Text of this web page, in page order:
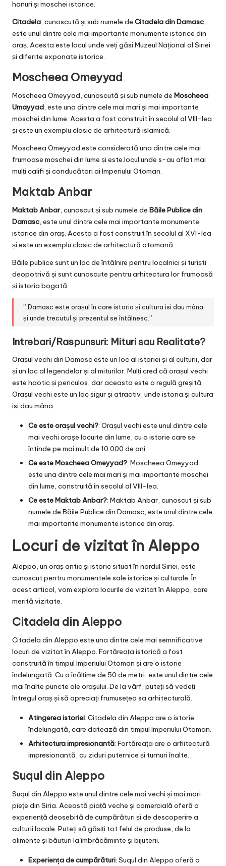
hanuri și moschei istorice.
Citadela, cunoscută și sub numele de Citadela din Damasc,
este unul dintre cele mai importante monumente istorice din
oraș. Acesta este locul unde veți găsi Muzeul Național al Siriei
și diferite exponate istorice.
Moscheea Omeyyad
Moscheea Omeyyad, cunoscută și sub numele de Moscheea
Umayyad, este una dintre cele mai mari și mai importante
moschei din lume. Acesta a fost construit în secolul al VIII-lea
și este un exemplu clasic de arhitectură islamică.
Moscheea Omeyyad este considerată una dintre cele mai
frumoase moschei din lume și este.locul unde s-au aflat mai
mulți califi și conducători ai Imperiului Otoman.
Maktab Anbar
Maktab Anbar, cunoscut și sub numele de Băile Publice din
Damasc, este unul dintre cele mai importante monumente
istorice din oraș. Acesta a fost construit în secolul al XVI-lea
și este un exemplu clasic de arhitectură otomană.
Băile publice sunt un loc de întâlnire pentru localnici și turiști
deopotrivă și sunt cunoscute pentru arhitectura lor frumoasă
și istoria bogată.
” Damasc este orașul în care istoria și cultura isi dau mâna
și unde trecutul și prezentul se întâlnesc.”
Intrebari/Raspunsuri: Mituri sau Realitate?
Orașul vechi din Damasc este un loc al istoriei și al culturii, dar
și un loc al legendelor și al miturilor. Mulți cred că orașul vechi
este haotic și periculos, dar aceasta este o regulă greșită.
Orașul vechi este un loc sigur și atractiv, unde istoria și cultura
isi dau mâna.
Ce este orașul vechi?: Orașul vechi este unul dintre cele
mai vechi orașe locuite din lume, cu o istorie care se
întinde pe mai mult de 10.000 de ani.
Ce este Moscheea Omeyyad?: Moscheea Omeyyad
este una dintre cele mai mari și mai importante moschei
din lume, construită în secolul al VIII-lea.
Ce este Maktab Anbar?: Maktab Anbar, cunoscut și sub
numele de Băile Publice din Damasc, este unul dintre cele
mai importante monumente istorice din oraș.
Locuri de vizitat în Aleppo
Aleppo, un oraș antic și istoric situat în nordul Siriei, este
cunoscut pentru monumentele sale istorice și culturale. În
acest articol, vom explora locurile de vizitat în Aleppo, care
merită vizitate.
Citadela din Aleppo
Citadela din Aleppo este una dintre cele mai semnificative
locuri de vizitat în Aleppo. Fortăreața istorică a fost
construită în timpul Imperiului Otoman și are o istorie
îndelungată. Cu o înălțime de 50 de metri, este unul dintre cele
mai înalte puncte ale orașului. De la vârf, puteți să vedeți
întregul oraș și să apreciați frumusețea sa arhitecturală.
Atingerea istoriei: Citadela din Aleppo are o istorie
îndelungată, care datează din timpul Imperiului Otoman.
Arhitectura impresionantă: Fortăreața are o arhitectură
impresionantă, cu ziduri puternice și turnuri înalte.
Suqul din Aleppo
Suqul din Aleppo este unul dintre cele mai vechi și mai mari
piețe din Siria. Această piață veche și comercială oferă o
experiență deosebită de cumpărături și de descoperire a
culturii locale. Puteți să găsiți tot felul de produse, de la
alimente și băuturi la îmbrăcăminte și bijuterii.
Experiența de cumpărături: Suqul din Aleppo oferă o